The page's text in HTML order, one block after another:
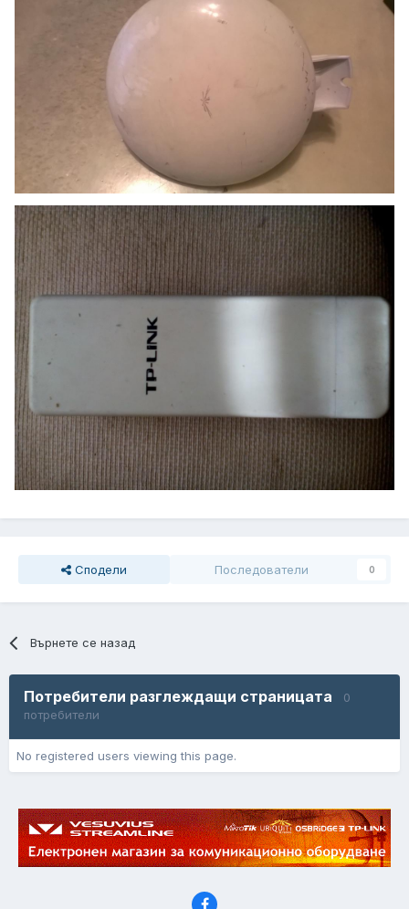
Сподели Последователи 0
Върнете се назад
Потребители разглеждащи страницата
0
потребители
No registered users viewing this page.